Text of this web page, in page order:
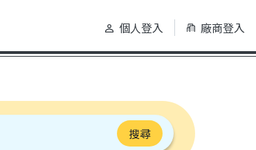
個人登入 廠商登入
搜尋